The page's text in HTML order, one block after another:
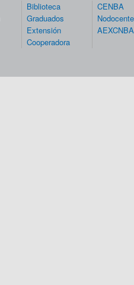
Biblioteca
Graduados
Extensión
Cooperadora
CENBA
AEXCNBA